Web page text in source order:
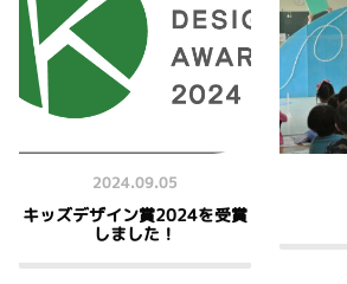
2024.09.05
キッズデザイン賞2024を受賞
しました！